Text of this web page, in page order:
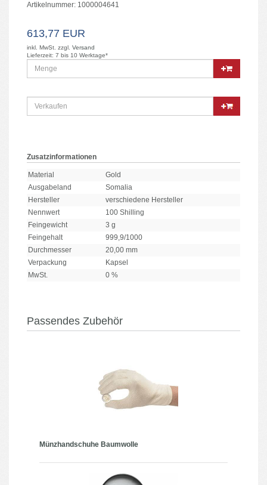
Artikelnummer: 1000004641
613,77 EUR
inkl. MwSt. zzgl. Versand
Lieferzeit: 7 bis 10 Werktage*
Zusatzinformationen
Material
Gold
Ausgabeland
Somalia
Hersteller
verschiedene Hersteller
Nennwert
100 Shilling
Feingewicht
3 g
Feingehalt
999,9/1000
Durchmesser
20,00 mm
Verpackung
Kapsel
MwSt.
0 %
Passendes Zubehör
Münzhandschuhe Baumwolle